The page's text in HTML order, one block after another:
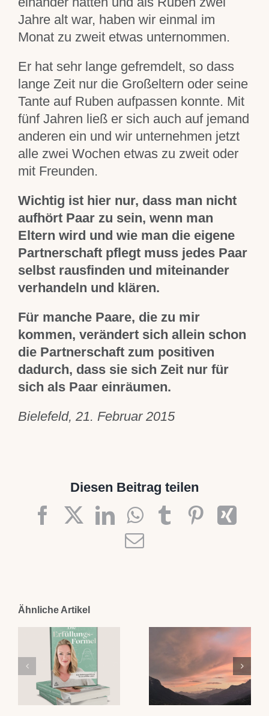
Jahre alt war, haben wir einmal im
Monat zu zweit etwas unternommen.
Er hat sehr lange gefremdelt, so dass
lange Zeit nur die Großeltern oder seine
Tante auf Ruben aufpassen konnte. Mit
fünf Jahren ließ er sich auch auf jemand
anderen ein und wir unternehmen jetzt
alle zwei Wochen etwas zu zweit oder
mit Freunden.
Wichtig ist hier nur, dass man nicht
aufhört Paar zu sein, wenn man
Eltern wird und wie man die eigene
Partnerschaft pflegt muss jedes Paar
selbst rausfinden und miteinander
verhandeln und klären.
Für manche Paare, die zu mir
kommen, verändert sich allein schon
die Partnerschaft zum positiven
dadurch, dass sie sich Zeit nur für
sich als Paar einräumen.
Bielefeld, 21. Februar 2015
Diesen Beitrag teilen
Facebook
X LinkedIn
WhatsApp
Tumblr
E-
Ähnliche Artikel